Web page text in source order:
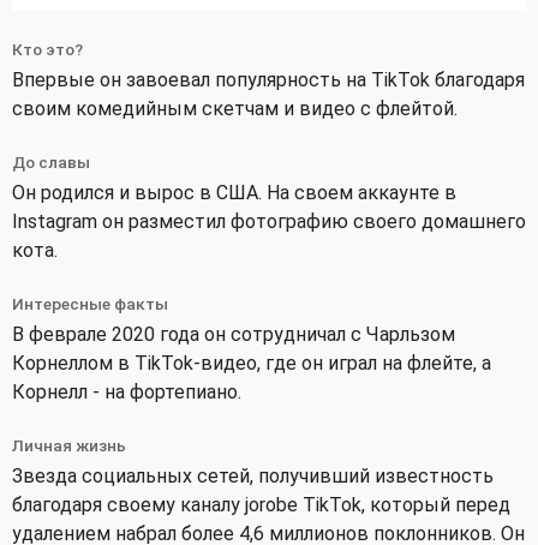
Кто это?
Впервые он завоевал популярность на TikTok благодаря
своим комедийным скетчам и видео с флейтой.
До славы
Он родился и вырос в США. На своем аккаунте в
Instagram он разместил фотографию своего домашнего
кота.
Интересные факты
В феврале 2020 года он сотрудничал с Чарльзом
Корнеллом в TikTok-видео, где он играл на флейте, а
Корнелл - на фортепиано.
Личная жизнь
Звезда социальных сетей, получивший известность
благодаря своему каналу jorobe TikTok, который перед
удалением набрал более 4,6 миллионов поклонников. Он